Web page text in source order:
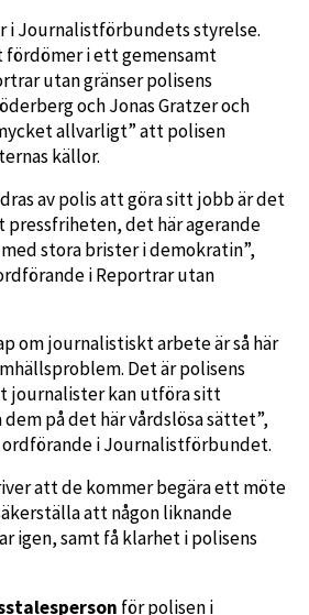
i Journalistförbundets styrelse.
i ett gemensamt
utan gränser polisens
och Jonas Gratzer och
allvarligt” att polisen
källor.
av polis att göra sitt jobb är det
det här agerande
stora brister i demokratin”,
i Reportrar utan
om journalistiskt arbete är så här
Det är polisens
journalister kan utföra sitt
på det här vårdslösa sättet”,
i Journalistförbundet.
att de kommer begära ett möte
att någon liknande
igen, samt få klarhet i polisens
för polisen i